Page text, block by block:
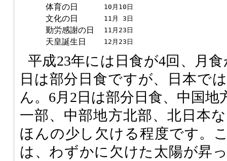
体育の日 10月10日
文化の日 11月 3日
勤労感謝の日 11月23日
天皇誕生日 12月23日
平成23年には日食が4回、月
日は部分日食ですが、日本で
ん。6月2日は部分日食、中国
一部、中部地方北部、北日本
ほんの少し欠ける程度です。
は、わずかに欠けた太陽が昇